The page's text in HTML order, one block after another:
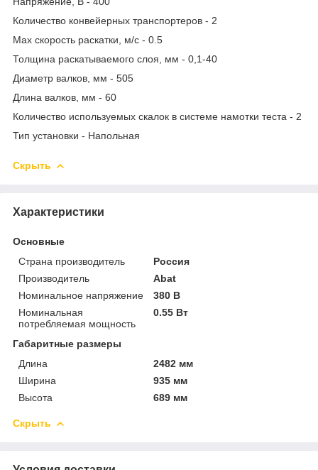
Количество конвейерных транспортеров - 2
Max скорость раскатки, м/с - 0.5
Толщина раскатываемого слоя, мм - 0,1-40
Диаметр валков, мм - 505
Длина валков, мм - 60
Количество используемых скалок в системе намотки теста - 2
Тип установки - Напольная
Скрыть
Характеристики
Основные
Страна производитель
Россия
Производитель
Abat
Номинальное напряжение
380 В
Номинальная
потребляемая мощность
0.55 Вт
Габаритные размеры
Длина
2482 мм
Ширина
935 мм
Высота
689 мм
Скрыть